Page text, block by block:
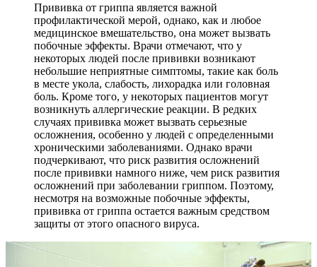
Прививка от гриппа является важной
профилактической мерой, однако, как и любое
медицинское вмешательство, она может вызвать
побочные эффекты. Врачи отмечают, что у
некоторых людей после прививки возникают
небольшие неприятные симптомы, такие как боль
в месте укола, слабость, лихорадка или головная
боль. Кроме того, у некоторых пациентов могут
возникнуть аллергические реакции. В редких
случаях прививка может вызвать серьезные
осложнения, особенно у людей с определенными
хроническими заболеваниями. Однако врачи
подчеркивают, что риск развития осложнений
после прививки намного ниже, чем риск развития
осложнений при заболевании гриппом. Поэтому,
несмотря на возможные побочные эффекты,
прививка от гриппа остается важным средством
защиты от этого опасного вируса.